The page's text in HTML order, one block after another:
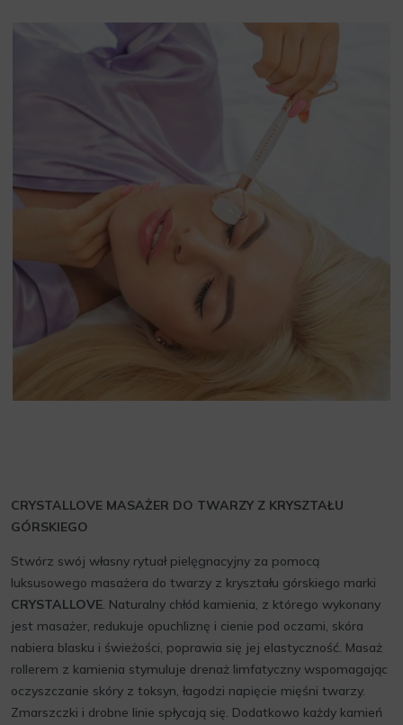
CRYSTALLOVE MASAŻER DO TWARZY Z KRYSZTAŁU
GÓRSKIEGO
Stwórz swój własny rytuał pielęgnacyjny za pomocą
luksusowego masażera do twarzy z kryształu górskiego marki
CRYSTALLOVE. Naturalny chłód kamienia, z którego wykonany
jest masażer, redukuje opuchliznę i cienie pod oczami, skóra
nabiera blasku i świeżości, poprawia się jej elastyczność. Masaż
rollerem z kamienia stymuluje drenaż limfatyczny wspomagając
oczyszczanie skóry z toksyn, łagodzi napięcie mięśni twarzy.
Zmarszczki i drobne linie spłycają się. Dodatkowo każdy kamień